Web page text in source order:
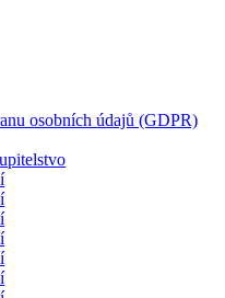
osobních údajů (GDPR)